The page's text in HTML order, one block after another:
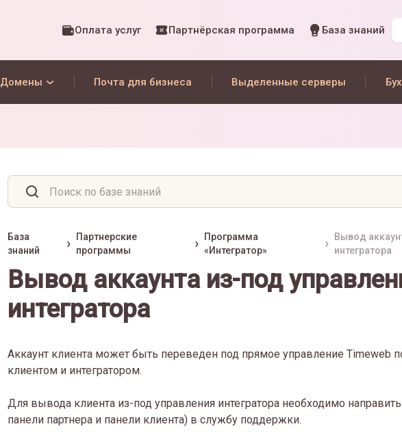
Оплата услуг Партнёрская программа База знаний
Домены Почта для бизнеса Выделенные серверы
База
знаний
Партнерские
программы
Программа
«Интегратор»
Вывод
интегратора
Вывод аккаунта из-под
интегратора
Аккаунт клиента может быть переведен под прямое управление Timeweb
клиентом и интегратором.
Для вывода клиента из-под управления интегратора необходимо
панели партнера и панели клиента) в службу поддержки.